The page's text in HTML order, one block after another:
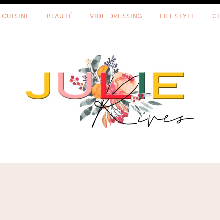
CUISINE BEAUTÉ VIDE-DRESSING LIFESTYLE